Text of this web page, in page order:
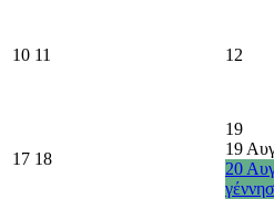
10 11 12
17 18
19
19
20